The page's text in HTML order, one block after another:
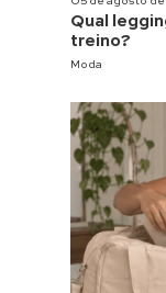
Qual
treino?
Moda